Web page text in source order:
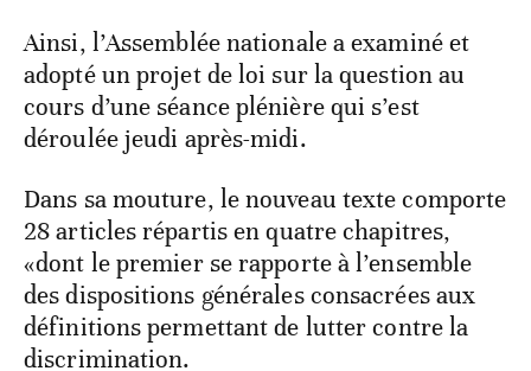
Ainsi, l’Assemblée nationale a examiné et
adopté un projet de loi sur la question au
cours d’une séance plénière qui s’est
déroulée jeudi après-midi.
Dans sa mouture, le nouveau texte comporte
28 articles répartis en quatre chapitres,
«dont le premier se rapporte à l’ensemble
des dispositions générales consacrées aux
définitions permettant de lutter contre la
discrimination.